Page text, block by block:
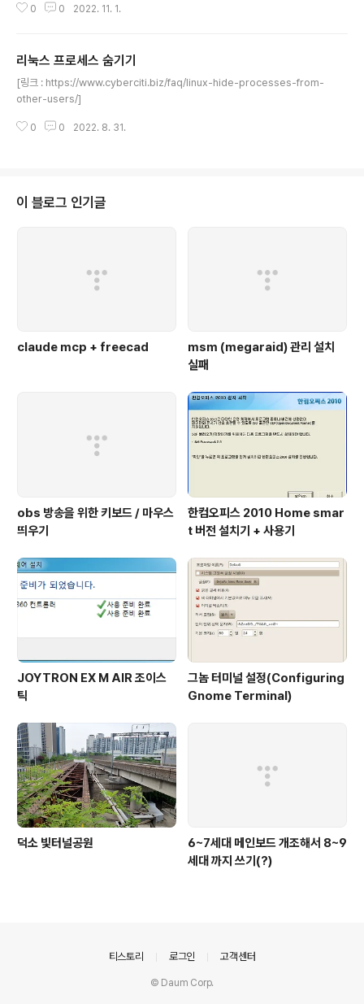
u.com/questions/23808/what-is-the-double-slash-directory]
0 0 2022. 11. 1.
리눅스 프로세스 숨기기
[링크 : https://www.cyberciti.biz/faq/linux-hide-processes-from-
other-users/]
0 0 2022. 8. 31.
이 블로그 인기글
claude mcp + freecad
msm (megaraid) 관리 설치
실패
obs 방송을 위한 키보드 / 마우스
띄우기
한컴오피스 2010 Home smar
t 버전 설치기 + 사용기
JOYTRON EX M AIR 조이스
틱
그놈 터미널 설정(Configuring
Gnome Terminal)
덕소 빛터널공원
6~7세대 메인보드 개조해서 8~9
세대 까지 쓰기(?)
티스토리 로그인 고객센터
© Daum Corp.